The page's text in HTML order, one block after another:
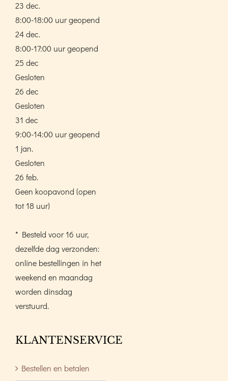
23 dec.
8:00-18:00 uur geopend
24 dec.
8:00-17:00 uur geopend
25 dec
Gesloten
26 dec
Gesloten
31 dec
9:00-14:00 uur geopend
1 jan.
Gesloten
26 feb.
Geen koopavond (open
tot 18 uur)
* Besteld voor 16 uur,
dezelfde dag verzonden:
online bestellingen in het
weekend en maandag
worden dinsdag
verstuurd.
KLANTENSERVICE
Bestellen en betalen